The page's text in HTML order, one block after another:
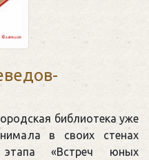
библиотека уже
в своих стенах
этапа «Встреч юных